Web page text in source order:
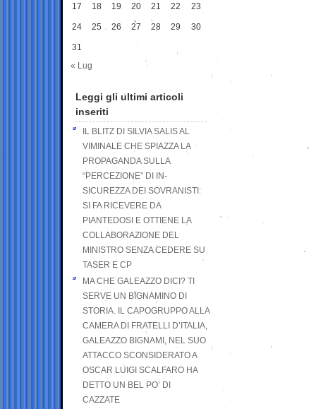
17 18 19 20 21 22 23
24 25 26 27 28 29 30
31
« Lug
Leggi gli ultimi articoli
inseriti
IL BLITZ DI SILVIA SALIS AL
VIMINALE CHE SPIAZZA LA
PROPAGANDA SULLA
“PERCEZIONE” DI IN-
SICUREZZA DEI SOVRANISTI:
SI FA RICEVERE DA
PIANTEDOSI E OTTIENE LA
COLLABORAZIONE DEL
MINISTRO SENZA CEDERE SU
TASER E CP
MA CHE GALEAZZO DICI? TI
SERVE UN BIGNAMINO DI
STORIA. IL CAPOGRUPPO ALLA
CAMERA DI FRATELLI D’ITALIA,
GALEAZZO BIGNAMI, NEL SUO
ATTACCO SCONSIDERATO A
OSCAR LUIGI SCALFARO HA
DETTO UN BEL PO’ DI
CAZZATE